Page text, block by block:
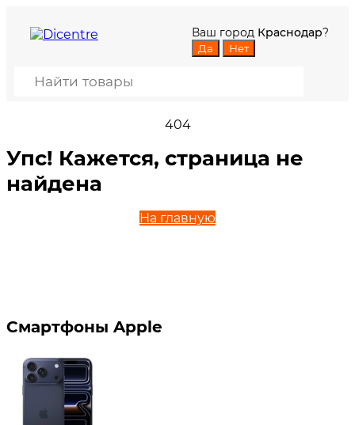
Ваш город Краснодар?
404
Упс! Кажется, страница не
найдена
На главную
Смартфоны Apple